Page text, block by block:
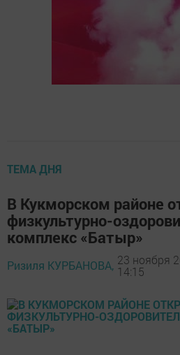
ТЕМА ДНЯ
В Кукморском районе
физкультурно-
комплекс «Батыр»
Ризиля КУРБАНОВА, 23 ноября
14:15